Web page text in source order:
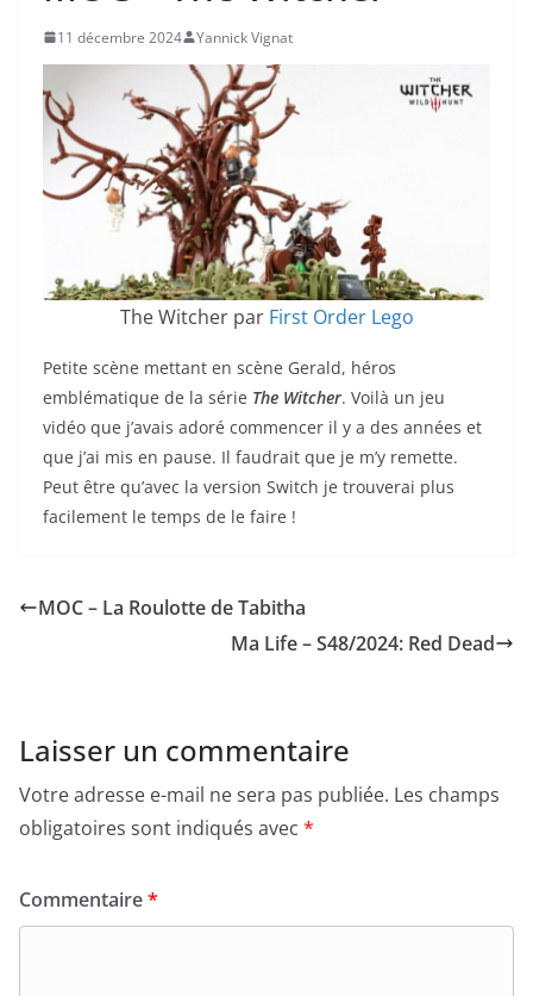
11 décembre 2024 Yannick Vignat
The Witcher par First Order Lego
Petite scène mettant en scène Gerald, héros
emblématique de la série The Witcher. Voilà un jeu
vidéo que j’avais adoré commencer il y a des années et
que j’ai mis en pause. Il faudrait que je m’y remette.
Peut être qu’avec la version Switch je trouverai plus
facilement le temps de le faire !
MOC – La Roulotte de Tabitha
Ma Life – S48/2024: Red Dead
Laisser un commentaire
Votre adresse e-mail ne sera pas publiée. Les champs
obligatoires sont indiqués avec *
Commentaire*